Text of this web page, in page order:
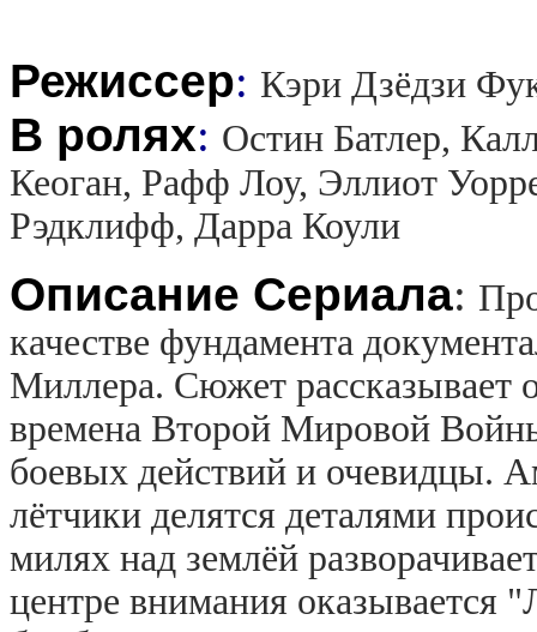
Режиссер: Кэри Дзёдзи
В ролях: Остин Батлер,
Кеоган, Рафф Лоу, Эллиот
Рэдклифф, Дарра Коули
Описание Сериала:
качестве фундамента
Миллера. Сюжет рассказывает
времена Второй Мировой
боевых действий и очевидцы.
лётчики делятся деталями
милях над землёй
центре внимания оказывается